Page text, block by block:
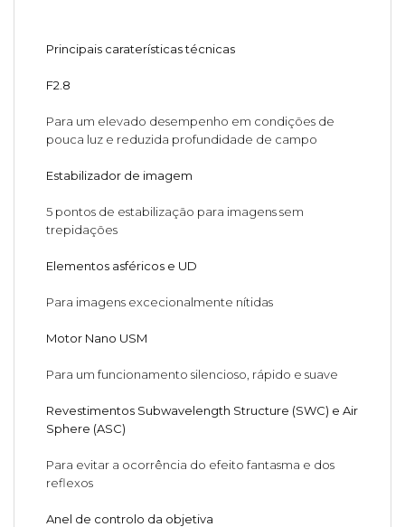
Principais caraterísticas técnicas
F2.8
Para um elevado desempenho em condições de
pouca luz e reduzida profundidade de campo
Estabilizador de imagem
5 pontos de estabilização para imagens sem
trepidações
Elementos asféricos e UD
Para imagens excecionalmente nítidas
Motor Nano USM
Para um funcionamento silencioso, rápido e suave
Revestimentos Subwavelength Structure (SWC) e Air
Sphere (ASC)
Para evitar a ocorrência do efeito fantasma e dos
reflexos
Anel de controlo da objetiva